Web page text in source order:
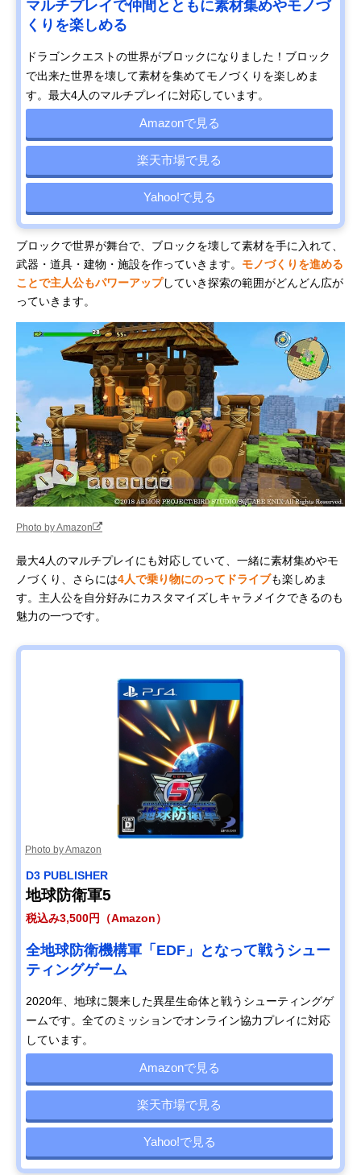
マルチプレイで仲間とともに素材集めやモノづ
くりを楽しめる
ドラゴンクエストの世界がブロックになりました！ブロック
で出来た世界を壊して素材を集めてモノづくりを楽しめま
す。最大4人のマルチプレイに対応しています。
Amazonで見る
楽天市場で見る
Yahoo!で見る
ブロックで世界が舞台で、ブロックを壊して素材を手に入れて、
武器・道具・建物・施設を作っていきます。 モノづくりを進める
ことで主人公もパワーアップしていき探索の範囲がどんどん広が
っていきます。
Photo by Amazon
最大4人のマルチプレイにも対応していて、一緒に素材集めやモ
ノづくり、さらには4人で乗り物にのってドライブも楽しめま
す。主人公を自分好みにカスタマイズしキャラメイクできるのも
魅力の一つです。
Photo by Amazon
D3 PUBLISHER
地球防衛軍5
税込み3,500円（Amazon）
全地球防衛機構軍「EDF」となって戦うシュー
ティングゲーム
2020年、地球に襲来した異星生命体と戦うシューティングゲ
ームです。全てのミッションでオンライン協力プレイに対応
しています。
Amazonで見る
楽天市場で見る
Yahoo!で見る